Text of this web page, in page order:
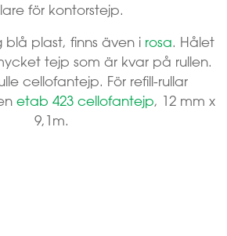
för kontorstejp.
plast, finns även i rosa. Hålet
tejp som är kvar på rullen.
cellofantejp. För refill-rullar
etab 423 cellofantejp, 12 mm x
9,1m.